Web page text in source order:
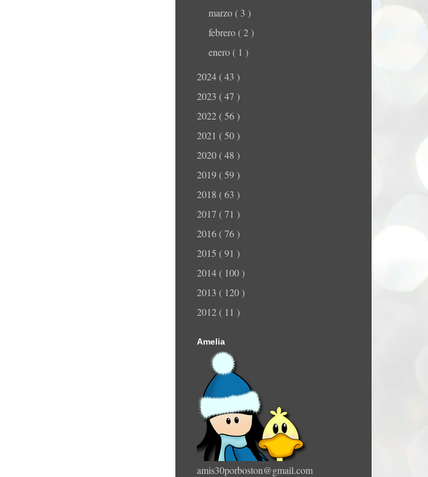
marzo ( 3 )
febrero ( 2 )
enero ( 1 )
2024 ( 43 )
2023 ( 47 )
2022 ( 56 )
2021 ( 50 )
2020 ( 48 )
2019 ( 59 )
2018 ( 63 )
2017 ( 71 )
2016 ( 76 )
2015 ( 91 )
2014 ( 100 )
2013 ( 120 )
2012 ( 11 )
Amelia
amis30porboston@gmail.com